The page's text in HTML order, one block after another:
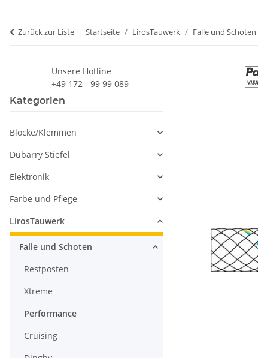
Zurück zur Liste Startseite LirosTauwerk Falle und Schoten
Unsere Hotline
+49 172 - 99 99 089
Kategorien
Blöcke/Klemmen
Dubarry Stiefel
Elektronik
Farbe und Pflege
LirosTauwerk
Falle und Schoten
Restposten
Xtreme
Performance
Cruising